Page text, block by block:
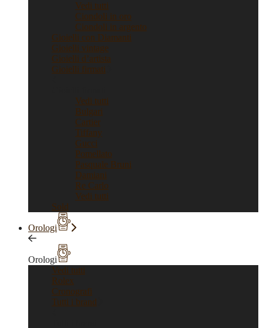
Vedi tutti
Ciondoli in oro
Ciondoli in argento
Gioielli con Diamanti
Gioielli vintage
Gioielli d’artista
Gioielli firmati
Vedi tutti
Bulgari
Cartier
Tiffany
Gucci
Pomellato
Pasquale Bruni
Damiani
Re Carlo
Vedi tutti
Sold
Orologi
Orologi
Vedi tutti
Rolex
Cronografi
Tutti i brand